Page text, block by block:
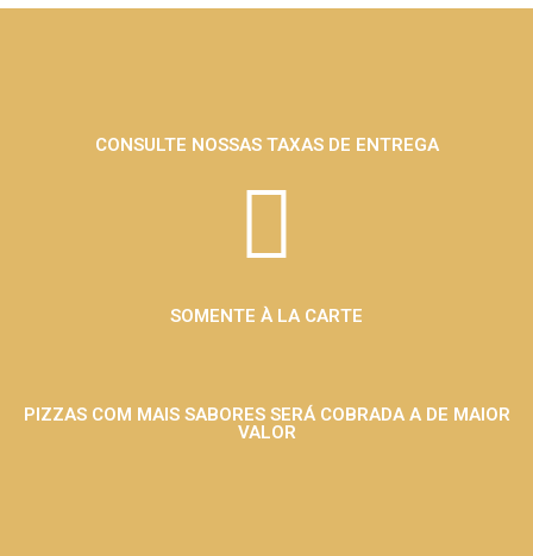
CONSULTE NOSSAS TAXAS DE ENTREGA
SOMENTE À LA CARTE
PIZZAS COM MAIS SABORES SERÁ COBRADA A DE MAIOR
VALOR